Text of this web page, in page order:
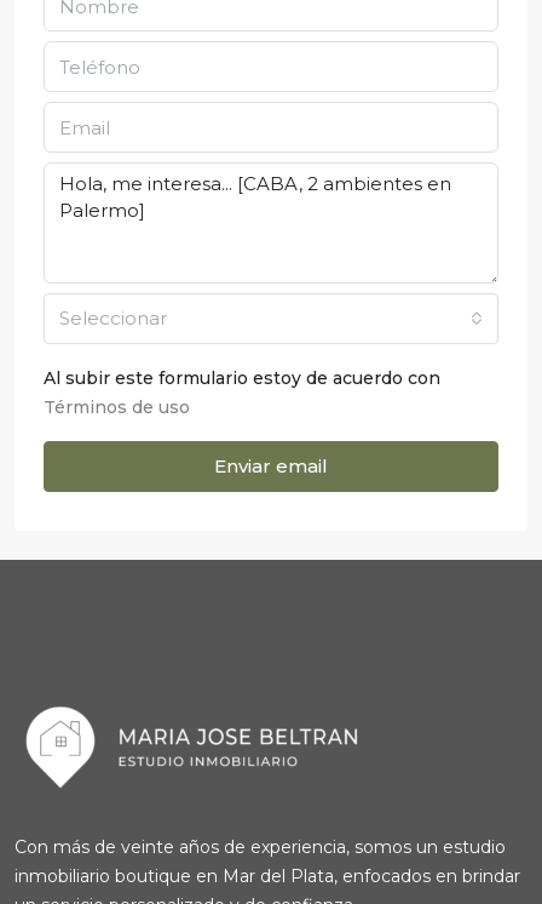
Seleccionar
Al subir este formulario estoy de acuerdo con
Términos de uso
Enviar email
Con más de veinte años de experiencia, somos un estudio
inmobiliario boutique en Mar del Plata, enfocados en brindar